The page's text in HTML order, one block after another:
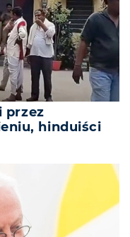
przez
hinduiści